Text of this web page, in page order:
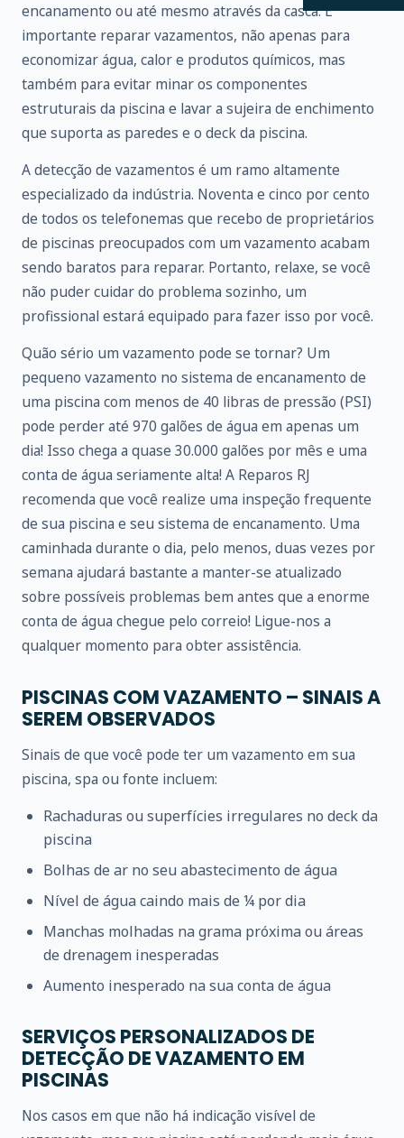
encanamento ou até mesmo através da casca. É
importante reparar vazamentos, não apenas para
economizar água, calor e produtos químicos, mas
também para evitar minar os componentes
estruturais da piscina e lavar a sujeira de enchimento
que suporta as paredes e o deck da piscina.
A detecção de vazamentos é um ramo altamente
especializado da indústria. Noventa e cinco por cento
de todos os telefonemas que recebo de proprietários
de piscinas preocupados com um vazamento acabam
sendo baratos para reparar. Portanto, relaxe, se você
não puder cuidar do problema sozinho, um
profissional estará equipado para fazer isso por você.
Quão sério um vazamento pode se tornar? Um
pequeno vazamento no sistema de encanamento de
uma piscina com menos de 40 libras de pressão (PSI)
pode perder até 970 galões de água em apenas um
dia! Isso chega a quase 30.000 galões por mês e uma
conta de água seriamente alta! A Reparos RJ
recomenda que você realize uma inspeção frequente
de sua piscina e seu sistema de encanamento. Uma
caminhada durante o dia, pelo menos, duas vezes por
semana ajudará bastante a manter-se atualizado
sobre possíveis problemas bem antes que a enorme
conta de água chegue pelo correio! Ligue-nos a
qualquer momento para obter assistência.
PISCINAS COM VAZAMENTO – SINAIS A
SEREM OBSERVADOS
Sinais de que você pode ter um vazamento em sua
piscina, spa ou fonte incluem:
Rachaduras ou superfícies irregulares no deck da
piscina
Bolhas de ar no seu abastecimento de água
Nível de água caindo mais de ¼ por dia
Manchas molhadas na grama próxima ou áreas
de drenagem inesperadas
Aumento inesperado na sua conta de água
SERVIÇOS PERSONALIZADOS DE
DETECÇÃO DE VAZAMENTO EM
PISCINAS
Nos casos em que não há indicação visível de